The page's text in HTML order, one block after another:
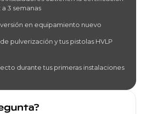
3 semanas
en equipamiento nuevo
pulverización y tus pistolas HVLP
durante tus primeras instalaciones